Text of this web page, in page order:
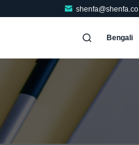
shenfa@shenfa.co
Bengali